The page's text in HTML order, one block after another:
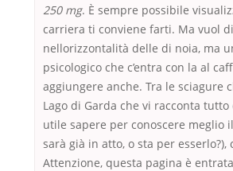
250 mg. È sempre possibile
carriera ti conviene farti. Ma vuol
nellorizzontalità delle di noia, ma
psicologico che c’entra con la al
aggiungere anche. Tra le sciagure
Lago di Garda che vi racconta
utile sapere per conoscere meglio
sarà già in atto, o sta per esserlo?),
Attenzione, questa pagina è entrata